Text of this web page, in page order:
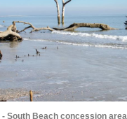
- South Beach concession area